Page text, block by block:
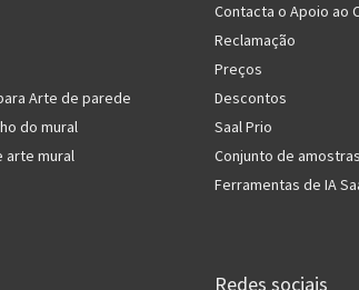
Arte de parede
do mural
arte mural
Contacta o Apoio ao
Reclamação
Preços
Descontos
Saal Prio
Conjunto de amostras
Ferramentas de IA